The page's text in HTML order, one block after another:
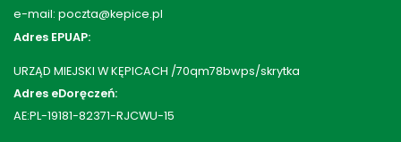
e-mail: poczta@kepice.pl
Adres EPUAP:
URZĄD MIEJSKI W KĘPICACH /70qm78bwps/skrytka
Adres eDoręczeń:
AE:PL-19181-82371-RJCWU-15